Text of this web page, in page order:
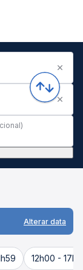
Alterar data
12h00 -